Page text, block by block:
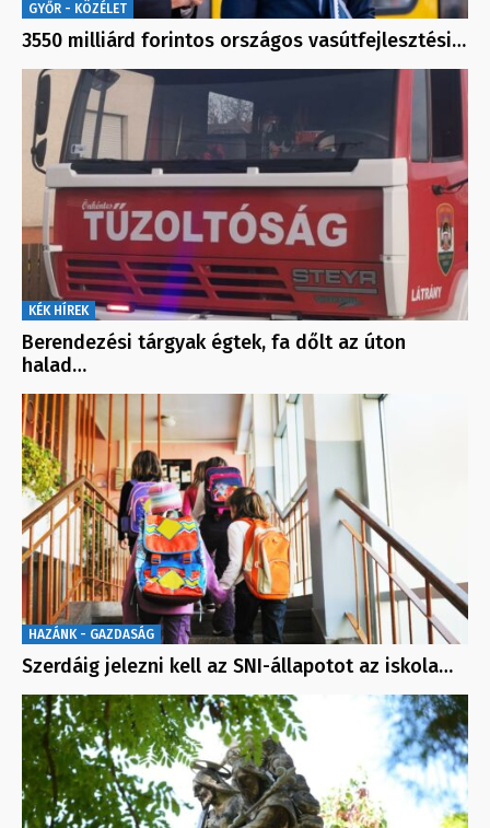
GYŐR - KÖZÉLET
3550 milliárd forintos országos vasútfejlesztési…
KÉK HÍREK
Berendezési tárgyak égtek, fa dőlt az úton
halad…
HAZÁNK - GAZDASÁG
Szerdáig jelezni kell az SNI-állapotot az iskola…